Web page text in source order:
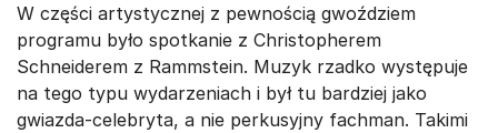
W części artystycznej z pewnością gwoździem
programu było spotkanie z Christopherem
Schneiderem z Rammstein. Muzyk rzadko występuje
na tego typu wydarzeniach i był tu bardziej jako
gwiazda-celebryta, a nie perkusyjny fachman. Takimi